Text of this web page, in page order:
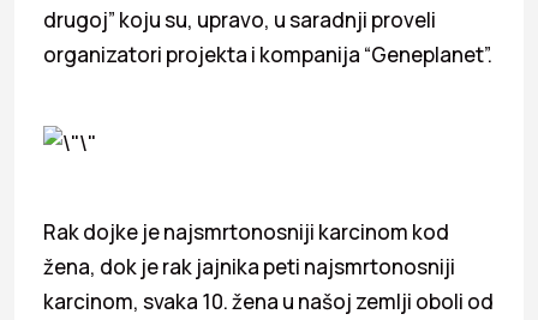
drugoj” koju su, upravo, u saradnji proveli
organizatori projekta i kompanija “Geneplanet”.
Rak dojke je najsmrtonosniji karcinom kod
žena, dok je rak jajnika peti najsmrtonosniji
karcinom, svaka 10. žena u našoj zemlji oboli od